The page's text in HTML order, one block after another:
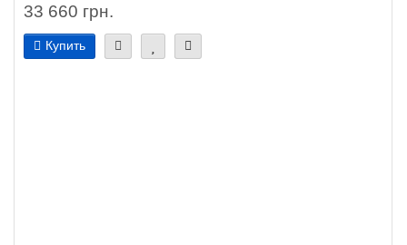
33 660 грн.
Купить